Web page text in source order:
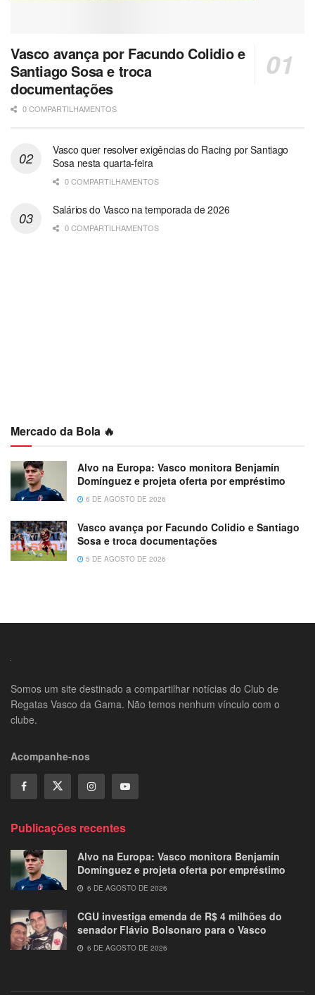
Vasco avança por Facundo Colidio e
Santiago Sosa e troca
documentações
0 COMPARTILHAMENTOS
Vasco quer resolver exigências do Racing por Santiago
Sosa nesta quarta-feira
0 COMPARTILHAMENTOS
Salários do Vasco na temporada de 2026
0 COMPARTILHAMENTOS
Mercado da Bola 🔥
Alvo na Europa: Vasco monitora Benjamín
Domínguez e projeta oferta por empréstimo
6 DE AGOSTO DE 2026
Vasco avança por Facundo Colidio e Santiago
Sosa e troca documentações
5 DE AGOSTO DE 2026
Somos um site destinado a compartilhar notícias do Club de
Regatas Vasco da Gama. Não temos nenhum vínculo com o
clube.
Acompanhe-nos
Publicações recentes
Alvo na Europa: Vasco monitora Benjamín
Domínguez e projeta oferta por empréstimo
6 DE AGOSTO DE 2026
CGU investiga emenda de R$ 4 milhões do
senador Flávio Bolsonaro para o Vasco
6 DE AGOSTO DE 2026